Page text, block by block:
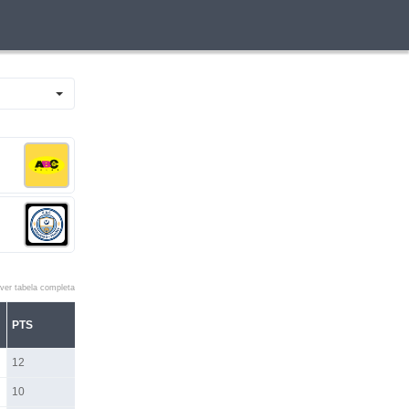
ver tabela completa
PTS
12
10